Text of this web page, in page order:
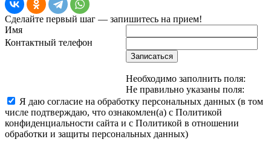
Сделайте первый шаг — запишитесь на прием!
Имя
Контактный телефон
Записаться
Необходимо заполнить поля:
Не правильно указаны поля:
Я даю согласие на обработку персональных данных (в том
числе подтверждаю, что ознакомлен(а) с Политикой
конфиденциальности сайта и с Политикой в отношении
обработки и защиты персональных данных)